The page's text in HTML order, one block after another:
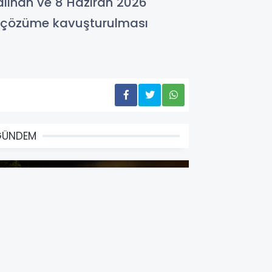
kavuşturulması